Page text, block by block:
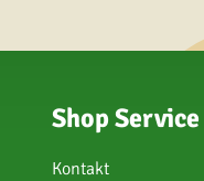
Shop Service
Kontakt